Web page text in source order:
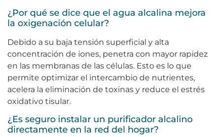
¿Por qué se dice que el agua alcalina mejora
la oxigenación celular?
Debido a su baja tensión superficial y alta
concentración de iones, penetra con mayor rapidez
en las membranas de las células. Esto es lo que
permite optimizar el intercambio de nutrientes,
acelera la eliminación de toxinas y reduce el estrés
oxidativo tisular.
¿Es seguro instalar un purificador alcalino
directamente en la red del hogar?